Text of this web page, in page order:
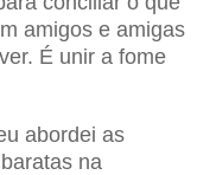
amigos e amigas
É unir a fome
abordei as
na